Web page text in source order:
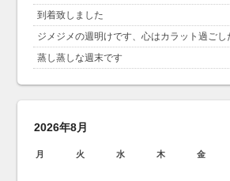
到着致しました
ジメジメの週明けです、心はカラット過ごし
蒸し蒸しな週末です
2026年8月
月 火 水 木 金